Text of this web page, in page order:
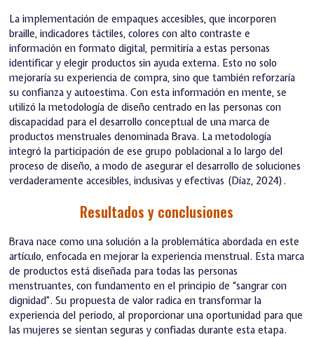
La implementación de empaques accesibles, que incorporen
braille, indicadores táctiles, colores con alto contraste e
información en formato digital, permitiría a estas personas
identificar y elegir productos sin ayuda externa. Esto no solo
mejoraría su experiencia de compra, sino que también reforzaría
su confianza y autoestima. Con esta información en mente, se
utilizó la metodología de diseño centrado en las personas con
discapacidad para el desarrollo conceptual de una marca de
productos menstruales denominada Brava. La metodología
integró la participación de ese grupo poblacional a lo largo del
proceso de diseño, a modo de asegurar el desarrollo de soluciones
verdaderamente accesibles, inclusivas y efectivas (Díaz, 2024).
Resultados y conclusiones
Brava nace como una solución a la problemática abordada en este
artículo, enfocada en mejorar la experiencia menstrual. Esta marca
de productos está diseñada para todas las personas
menstruantes, con fundamento en el principio de “sangrar con
dignidad”. Su propuesta de valor radica en transformar la
experiencia del periodo, al proporcionar una oportunidad para que
las mujeres se sientan seguras y confiadas durante esta etapa.